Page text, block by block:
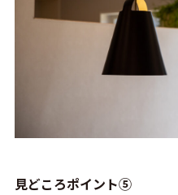
見どころポイント⑤